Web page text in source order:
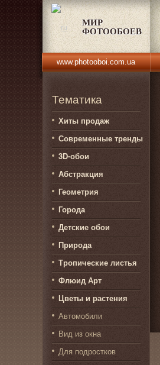
МИР
ФОТООБОЕВ
www.photooboi.com.ua
Тематика
Хиты продаж
Современные тренды
3D-обои
Абстракция
Геометрия
Города
Детские обои
Природа
Тропические листья
Флюид Арт
Цветы и растения
Автомобили
Вид из окна
Для подростков